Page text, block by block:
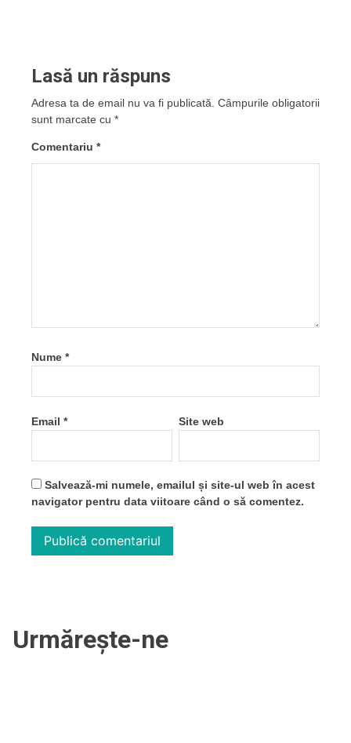
Lasă un răspuns
Adresa ta de email nu va fi publicată. Câmpurile obligatorii
sunt marcate cu *
Comentariu *
Nume *
Email * Site web
Salvează-mi numele, emailul și site-ul web în acest
navigator pentru data viitoare când o să comentez.
Urmărește-ne